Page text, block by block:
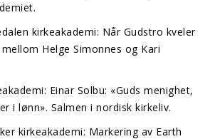
kirkeakademi: Når Gudstro kveler
Helge Simonnes og Kari
Einar Solbu: «Guds menighet,
i lønn». Salmen i nordisk kirkeliv.
kirkeakademi: Markering av Earth